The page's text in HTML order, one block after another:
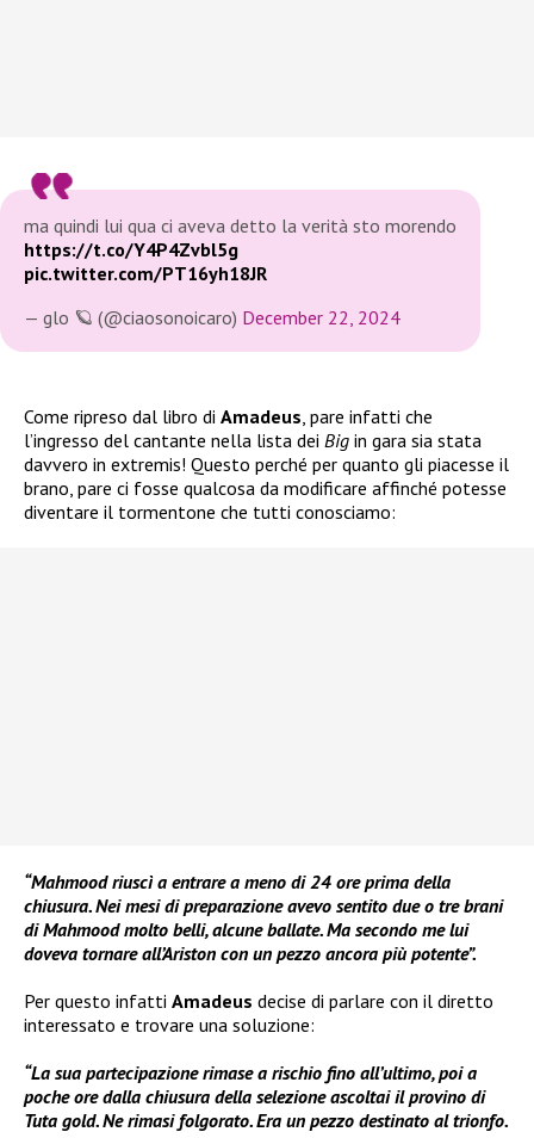
ma quindi lui qua ci aveva detto la verità sto morendo
https://t.co/Y4P4Zvbl5g
pic.twitter.com/PT16yh18JR
— glo 🪐 (@ciaosonoicaro) December 22, 2024
Come ripreso dal libro di Amadeus , pare infatti che
l’ingresso del cantante nella lista dei Big in gara sia stata
davvero in extremis! Questo perché per quanto gli piacesse il
brano, pare ci fosse qualcosa da modificare affinché potesse
diventare il tormentone che tutti conosciamo:
“Mahmood riuscì a entrare a meno di 24 ore prima della
chiusura. Nei mesi di preparazione avevo sentito due o tre brani
di Mahmood molto belli, alcune ballate. Ma secondo me lui
doveva tornare all’Ariston con un pezzo ancora più potente”.
Per questo infatti Amadeus decise di parlare con il diretto
interessato e trovare una soluzione:
“La sua partecipazione rimase a rischio fino all’ultimo, poi a
poche ore dalla chiusura della selezione ascoltai il provino di
Tuta gold. Ne rimasi folgorato. Era un pezzo destinato al trionfo.